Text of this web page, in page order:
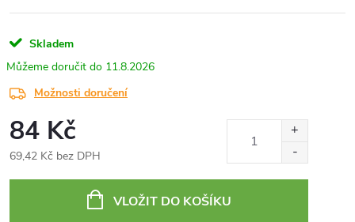
Skladem
11.8.2026
Možnosti doručení
84 Kč
69,42 Kč bez DPH
VLOŽIT DO KOŠÍKU